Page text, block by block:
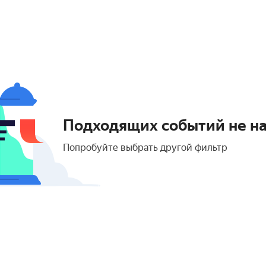
Подходящих событий не
Попробуйте выбрать другой фильтр